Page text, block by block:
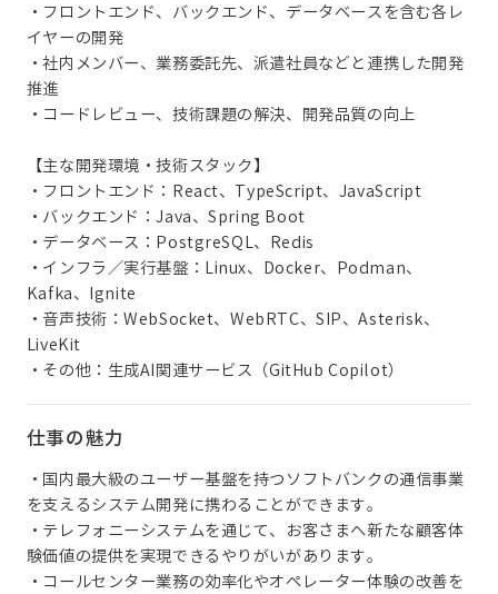
・フロントエンド、バックエンド、データベースを含む各レ
イヤーの開発
・社内メンバー、業務委託先、派遣社員などと連携した開発
推進
・コードレビュー、技術課題の解決、開発品質の向上
【主な開発環境・技術スタック】
・フロントエンド：React、TypeScript、JavaScript
・バックエンド：Java、Spring Boot
・データベース：PostgreSQL、Redis
・インフラ／実行基盤：Linux、Docker、Podman、
Kafka、Ignite
・音声技術：WebSocket、WebRTC、SIP、Asterisk、
LiveKit
・その他：生成AI関連サービス（GitHub Copilot）
仕事の魅力
・国内最大級のユーザー基盤を持つソフトバンクの通信事業
を支えるシステム開発に携わることができます。
・テレフォニーシステムを通じて、お客さまへ新たな顧客体
験価値の提供を実現できるやりがいがあります。
・コールセンター業務の効率化やオペレーター体験の改善を